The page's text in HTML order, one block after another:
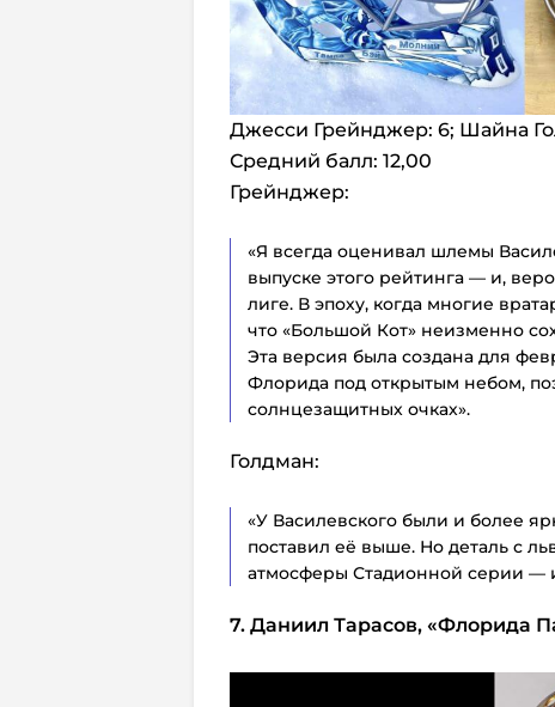
Джесси Грейнджер: 6; Шайна
Средний балл: 12,00
Грейнджер:
«Я всегда оценивал шлемы
выпуске этого рейтинга — и,
лиге. В эпоху, когда многие
что «Большой Кот» неизменно
Эта версия была создана для
Флорида под открытым небом,
солнцезащитных очках».
Голдман:
«У Василевского были и более
поставил её выше. Но деталь с
атмосферы Стадионной серии —
7. Даниил Тарасов, «Флорида